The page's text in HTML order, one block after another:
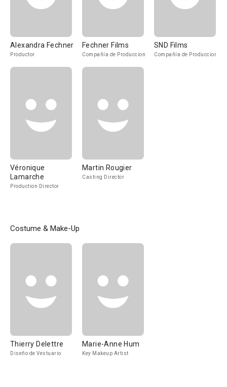
Alexandra Fechner
Productor
Fechner Films
Compañía de Produccion
SND Films
Compañía de Produccion
Véronique
Lamarche
Production Director
Martin Rougier
Casting Director
Costume & Make-Up
Thierry Delettre
Diseño de Vestuario
Marie-Anne Hum
Key Makeup Artist